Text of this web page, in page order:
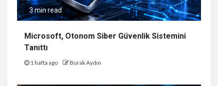
3 min read
Microsoft, Otonom Siber Güvenlik Sistemini
Tanıttı
1 hafta ago Burak Aydın